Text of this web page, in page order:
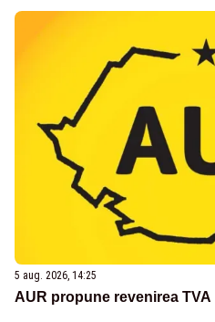
5 aug. 2026, 14:25
AUR propune revenirea